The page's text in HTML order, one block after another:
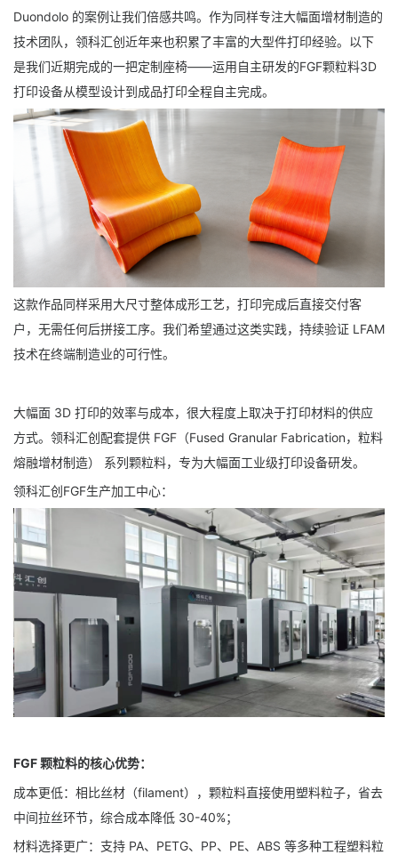
Duondolo 的案例让我们倍感共鸣。作为同样专注大幅面增材制造的
技术团队，领科汇创近年来也积累了丰富的大型件打印经验。以下
是我们近期完成的一把定制座椅——运用自主研发的FGF颗粒料3D
打印设备从模型设计到成品打印全程自主完成。
这款作品同样采用大尺寸整体成形工艺，打印完成后直接交付客
户，无需任何后拼接工序。我们希望通过这类实践，持续验证 LFAM
技术在终端制造业的可行性。
大幅面 3D 打印的效率与成本，很大程度上取决于打印材料的供应
方式。领科汇创配套提供 FGF（Fused Granular Fabrication，粒料
熔融增材制造） 系列颗粒料，专为大幅面工业级打印设备研发。
领科汇创FGF生产加工中心：
FGF 颗粒料的核心优势：
成本更低：相比丝材（filament），颗粒料直接使用塑料粒子，省去
中间拉丝环节，综合成本降低 30-40%；
材料选择更广：支持 PA、PETG、PP、PE、ABS 等多种工程塑料粒